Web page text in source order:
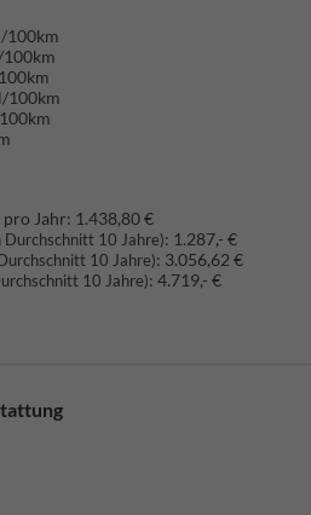
100km
100km
pro Jahr: 1.438,80 €
Durchschnitt 10 Jahre): 1.287,- €
10 Jahre): 3.056,62 €
10 Jahre): 4.719,- €